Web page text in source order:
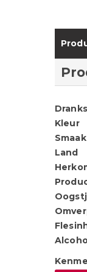
Kleur
Smaak
Land